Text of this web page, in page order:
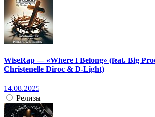
WiseRap — «Where I Belong» (feat. Big
Christenelle Diroc & D-Light)
14.08.2025
Релизы